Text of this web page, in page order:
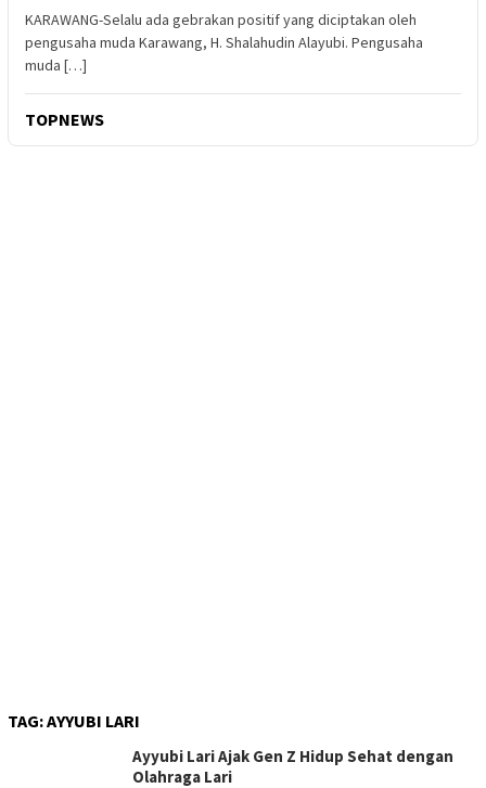
KARAWANG-Selalu ada gebrakan positif yang diciptakan oleh
pengusaha muda Karawang, H. Shalahudin Alayubi. Pengusaha
muda […]
TOPNEWS
TAG:AYYUBI LARI
Ayyubi Lari Ajak Gen Z Hidup Sehat dengan
Olahraga Lari